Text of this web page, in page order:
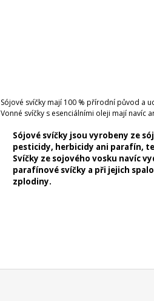
Sójové svíčky mají 100 % přírodní původ a
Vonné svíčky s esenciálními oleji mají navíc
Sójové svíčky jsou vyrobeny ze
pesticidy, herbicidy ani parafín,
Svíčky ze sojového vosku navíc
parafínové svíčky a při jejich
zplodiny.